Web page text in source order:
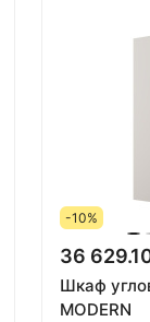
-10%
36
Шкаф
MODERN